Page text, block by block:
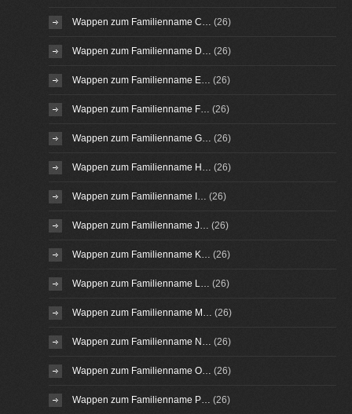
Wappen zum Familienname C… (26)
Wappen zum Familienname D… (26)
Wappen zum Familienname E… (26)
Wappen zum Familienname F… (26)
Wappen zum Familienname G… (26)
Wappen zum Familienname H… (26)
Wappen zum Familienname I… (26)
Wappen zum Familienname J… (26)
Wappen zum Familienname K… (26)
Wappen zum Familienname L… (26)
Wappen zum Familienname M… (26)
Wappen zum Familienname N… (26)
Wappen zum Familienname O… (26)
Wappen zum Familienname P… (26)